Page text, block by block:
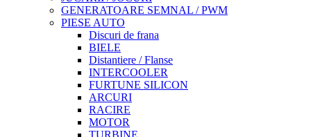
GENERATOARE SEMNAL / PWM
PIESE AUTO
Discuri de frana
BIELE
Distantiere / Flanse
INTERCOOLER
FURTUNE SILICON
ARCURI
RACIRE
MOTOR
TURBINE